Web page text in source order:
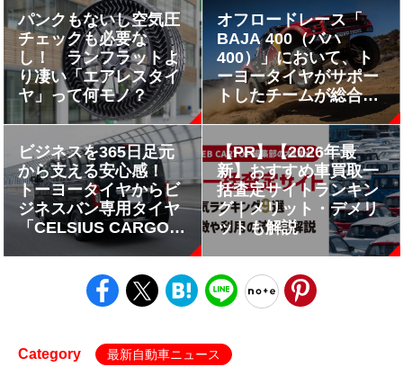
パンクもないし空気圧
チェックも必要な
し！ ランフラットよ
り凄い「エアレスタイ
ヤ」って何モノ？
オフロードレース「
BAJA 400（バハ
400）」において、ト
ーヨータイヤがサポー
トしたチームが総合優
勝！
ビジネスを365日足元
から支える安心感！
トーヨータイヤからビ
ジネスバン専用タイヤ
「CELSIUS CARGO」
【PR】【2026年最
新】おすすめ車買取一
括査定サイトランキン
グ｜メリット・デメリ
ットも解説
Category 最新自動車ニュース